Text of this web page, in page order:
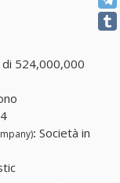
524,000,000
: Società in